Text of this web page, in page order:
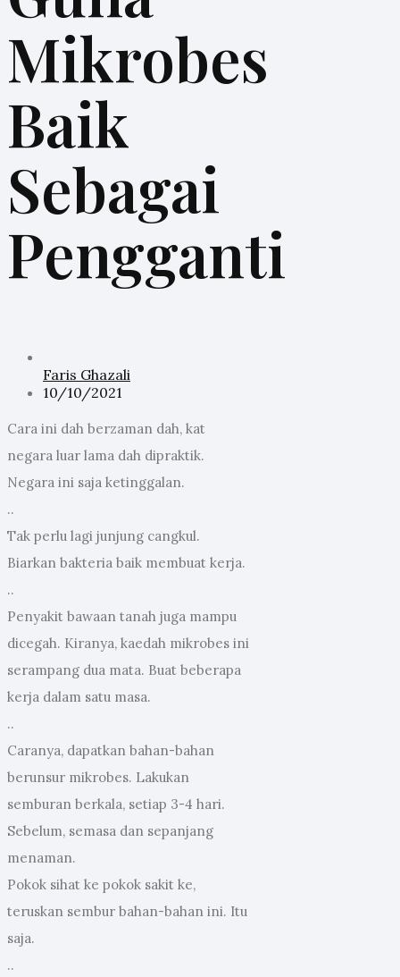
Mikrobes
Baik
Sebagai
Pengganti
Faris Ghazali
10/10/2021
Cara ini dah berzaman dah, kat
negara luar lama dah dipraktik.
Negara ini saja ketinggalan.
..
Tak perlu lagi junjung cangkul.
Biarkan bakteria baik membuat kerja.
..
Penyakit bawaan tanah juga mampu
dicegah. Kiranya, kaedah mikrobes ini
serampang dua mata. Buat beberapa
kerja dalam satu masa.
..
Caranya, dapatkan bahan-bahan
berunsur mikrobes. Lakukan
semburan berkala, setiap 3-4 hari.
Sebelum, semasa dan sepanjang
menaman.
Pokok sihat ke pokok sakit ke,
teruskan sembur bahan-bahan ini. Itu
saja.
..